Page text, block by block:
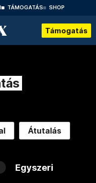
TÁMOGATÁS SHOP
Támogatás
Átutalás
Egyszeri